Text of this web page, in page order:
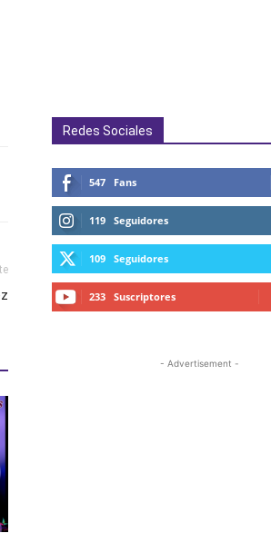
Redes Sociales
547 Fans
119 Seguidores
109 Seguidores
233 Suscriptores
- Advertisement -